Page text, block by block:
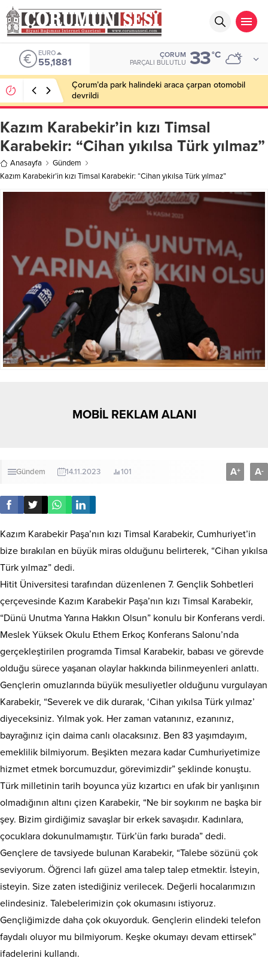
EURO
55,1881
ÇORUM
PARÇALI BULUTLU 33°C
Çorum’da park halindeki araca çarpan otomobil
devrildi
Kazım Karabekir’in kızı Timsal
Karabekir: “Cihan yıkılsa Türk yılmaz”
Anasayfa
Gündem
Kazım Karabekir’in kızı Timsal Karabekir: “Cihan yıkılsa Türk yılmaz”
MOBİL REKLAM ALANI
Gündem 14.11.2023 101 A+ A-
Kazım Karabekir Paşa’nın kızı Timsal Karabekir, Cumhuriyet’in
bize bırakılan en büyük miras olduğunu belirterek, “Cihan yıkılsa
Türk yılmaz” dedi.
Hitit Üniversitesi tarafından düzenlenen 7. Gençlik Sohbetleri
çerçevesinde Kazım Karabekir Paşa’nın kızı Timsal Karabekir,
“Dünü Unutma Yarına Hakkın Olsun” konulu bir Konferans verdi.
Meslek Yüksek Okulu Ethem Erkoç Konferans Salonu’nda
gerçekleştirilen programda Timsal Karabekir, babası ve görevde
olduğu sürece yaşanan olaylar hakkında bilinmeyenleri anlattı.
Gençlerin omuzlarında büyük mesuliyetler olduğunu vurgulayan
Karabekir, “Severek ve dik durarak, ‘Cihan yıkılsa Türk yılmaz’
diyeceksiniz. Yılmak yok. Her zaman vatanınız, ezanınız,
bayrağınız için daima canlı olacaksınız. Ben 83 yaşımdayım,
emeklilik bilmiyorum. Beşikten mezara kadar Cumhuriyetimize
hizmet etmek borcumuzdur, görevimizdir” şeklinde konuştu.
Türk milletinin tarih boyunca yüz kızartıcı en ufak bir yanlışının
olmadığının altını çizen Karabekir, “Ne bir soykırım ne başka bir
şey. Bizim girdiğimiz savaşlar bir erkek savaşıdır. Kadınlara,
çocuklara dokunulmamıştır. Türk’ün farkı burada” dedi.
Gençlere de tavsiyede bulunan Karabekir, “Talebe sözünü çok
seviyorum. Öğrenci lafı güzel ama talep talep etmektir. İsteyin,
isteyin. Size zaten istediğiniz verilecek. Değerli hocalarımızın
elindesiniz. Talebelerimizin çok okumasını istiyoruz.
Gençliğimizde daha çok okuyorduk. Gençlerin elindeki telefon
faydalı oluyor mu bilmiyorum. Keşke okumayı devam ettirsek”
ifadelerini kullandı.